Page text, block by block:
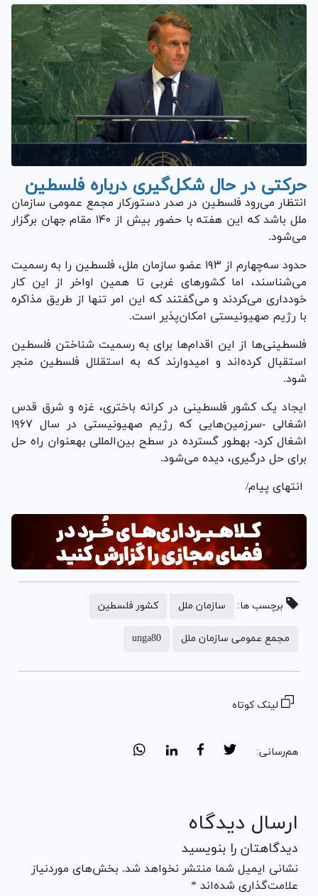
حرکتی در حال شکل‌گیری درباره فلسطین
انتظار می‌رود فلسطین در صدر دستورکار مجمع عمومی سازمان
ملل باشد که این هفته با حضور بیش از ۱۴۰ مقام جهان برگزار
می‌شود.
حدود سه‌چهارم از ۱۹۳ عضو سازمان ملل، فلسطین را به رسمیت
می‌شناسند، اما کشور‌های غربی تا همین اواخر از این کار
خودداری می‌کردند و می‌گفتند که این امر تنها از طریق مذاکره
با رژیم صهیونیستی امکان‌پذیر است.
فلسطینی‌ها از این اقدام‌ها برای به رسمیت شناختن فلسطین
استقبال کرده‌اند و امیدوارند که به استقلال فلسطین منجر
شود.
ایجاد یک کشور فلسطینی در کرانه باختری، غزه و شرق قدس
اشغالی -سرزمین‌هایی که رژیم صهیونیستی در سال ۱۹۶۷
اشغال کرد- به‎طور گسترده در سطح بین‌المللی به‎عنوان راه حل
برای حل درگیری، دیده می‌شود.
انتهای پیام/
برچسب ها: سازمان ملل کشور فلسطین
مجمع عمومی سازمان ملل unga80
لینک کوتاه
هم‌رسانی:
ارسال دیدگاه
دیدگاهتان را بنویسید
نشانی ایمیل شما منتشر نخواهد شد. بخش‌های موردنیاز
علامت‌گذاری شده‌اند *